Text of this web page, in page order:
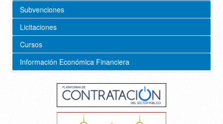
Subvenciones
Licitaciones
Cursos
Información Económica Financiera